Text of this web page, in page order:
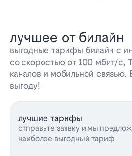
лучшее от билайн
выгодные тарифы билайн с
со скоростью от 100 мбит/с,
каналов и мобильной
выгоду!
лучшие тарифы
отправьте заявку и мы
наиболее выгодный тариф